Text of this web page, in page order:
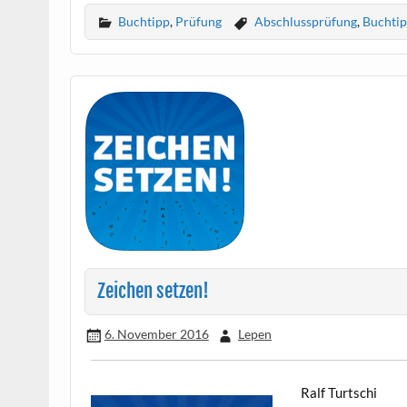
Buchtipp, Prüfung Abschlussprüfung,
Zeichen setzen!
6. November 2016 Lepen
Ralf Turtschi